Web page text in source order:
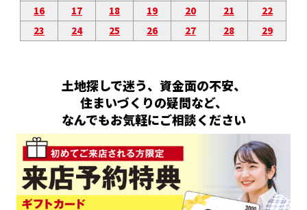
16
17 18 19 20 21
22
23
24 25 26 27 28 29
土地探しで迷う、資金面の不安、
住まいづくりの疑問など、
なんでもお気軽にご相談ください